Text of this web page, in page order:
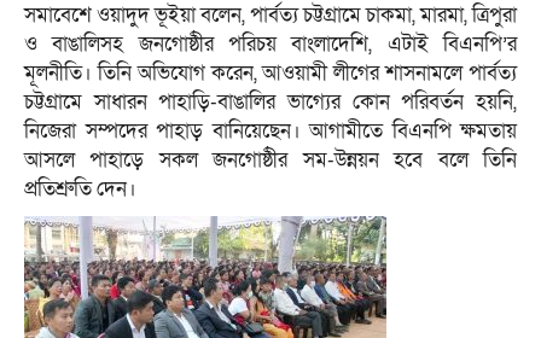
সমাবেশে ওয়াদুদ ভূইয়া বলেন, পার্বত্য চট্টগ্রামে চাকমা, মারমা, ত্রিপুরা
ও বাঙালিসহ জনগোষ্ঠীর পরিচয় বাংলাদেশি, এটাই বিএনপি’র
মূলনীতি। তিনি অভিযোগ করেন, আওয়ামী লীগের শাসনামলে পার্বত্য
চট্টগ্রামে সাধারন পাহাড়ি-বাঙালির ভাগ্যের কোন পরিবর্তন হয়নি,
নিজেরা সম্পদের পাহাড় বানিয়েছেন। আগামীতে বিএনপি ক্ষমতায়
আসলে পাহাড়ে সকল জনগোষ্ঠীর সম-উন্নয়ন হবে বলে তিনি
প্রতিশ্রুতি দেন।